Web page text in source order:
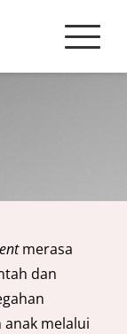
merasa
dan
melalui